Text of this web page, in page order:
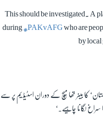
This should be investigated. A
during #PAKvAFG who are
by
کا بینر تھا میچ کے دوران اسٹیڈیم پر سے
لگانا چاہیے۔‘